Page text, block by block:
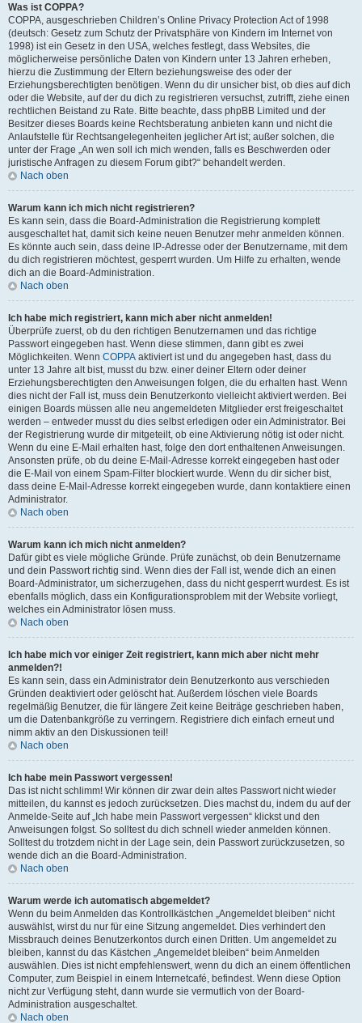
Was ist COPPA?
COPPA, ausgeschrieben Children’s Online Privacy Protection Act of 1998
(deutsch: Gesetz zum Schutz der Privatsphäre von Kindern im Internet von
1998) ist ein Gesetz in den USA, welches festlegt, dass Websites, die
möglicherweise persönliche Daten von Kindern unter 13 Jahren erheben,
hierzu die Zustimmung der Eltern beziehungsweise des oder der
Erziehungsberechtigten benötigen. Wenn du dir unsicher bist, ob dies auf dich
oder die Website, auf der du dich zu registrieren versuchst, zutrifft, ziehe einen
rechtlichen Beistand zu Rate. Bitte beachte, dass phpBB Limited und der
Besitzer dieses Boards keine Rechtsberatung anbieten kann und nicht die
Anlaufstelle für Rechtsangelegenheiten jeglicher Art ist; außer solchen, die
unter der Frage „An wen soll ich mich wenden, falls es Beschwerden oder
juristische Anfragen zu diesem Forum gibt?“ behandelt werden.
Nach oben
Warum kann ich mich nicht registrieren?
Es kann sein, dass die Board-Administration die Registrierung komplett
ausgeschaltet hat, damit sich keine neuen Benutzer mehr anmelden können.
Es könnte auch sein, dass deine IP-Adresse oder der Benutzername, mit dem
du dich registrieren möchtest, gesperrt wurden. Um Hilfe zu erhalten, wende
dich an die Board-Administration.
Nach oben
Ich habe mich registriert, kann mich aber nicht anmelden!
Überprüfe zuerst, ob du den richtigen Benutzernamen und das richtige
Passwort eingegeben hast. Wenn diese stimmen, dann gibt es zwei
Möglichkeiten. Wenn COPPA aktiviert ist und du angegeben hast, dass du
unter 13 Jahre alt bist, musst du bzw. einer deiner Eltern oder deiner
Erziehungsberechtigten den Anweisungen folgen, die du erhalten hast. Wenn
dies nicht der Fall ist, muss dein Benutzerkonto vielleicht aktiviert werden. Bei
einigen Boards müssen alle neu angemeldeten Mitglieder erst freigeschaltet
werden – entweder musst du dies selbst erledigen oder ein Administrator. Bei
der Registrierung wurde dir mitgeteilt, ob eine Aktivierung nötig ist oder nicht.
Wenn du eine E-Mail erhalten hast, folge den dort enthaltenen Anweisungen.
Ansonsten prüfe, ob du deine E-Mail-Adresse korrekt eingegeben hast oder
die E-Mail von einem Spam-Filter blockiert wurde. Wenn du dir sicher bist,
dass deine E-Mail-Adresse korrekt eingegeben wurde, dann kontaktiere einen
Administrator.
Nach oben
Warum kann ich mich nicht anmelden?
Dafür gibt es viele mögliche Gründe. Prüfe zunächst, ob dein Benutzername
und dein Passwort richtig sind. Wenn dies der Fall ist, wende dich an einen
Board-Administrator, um sicherzugehen, dass du nicht gesperrt wurdest. Es ist
ebenfalls möglich, dass ein Konfigurationsproblem mit der Website vorliegt,
welches ein Administrator lösen muss.
Nach oben
Ich habe mich vor einiger Zeit registriert, kann mich aber nicht mehr
anmelden?!
Es kann sein, dass ein Administrator dein Benutzerkonto aus verschieden
Gründen deaktiviert oder gelöscht hat. Außerdem löschen viele Boards
regelmäßig Benutzer, die für längere Zeit keine Beiträge geschrieben haben,
um die Datenbankgröße zu verringern. Registriere dich einfach erneut und
nimm aktiv an den Diskussionen teil!
Nach oben
Ich habe mein Passwort vergessen!
Das ist nicht schlimm! Wir können dir zwar dein altes Passwort nicht wieder
mitteilen, du kannst es jedoch zurücksetzen. Dies machst du, indem du auf der
Anmelde-Seite auf „Ich habe mein Passwort vergessen“ klickst und den
Anweisungen folgst. So solltest du dich schnell wieder anmelden können.
Solltest du trotzdem nicht in der Lage sein, dein Passwort zurückzusetzen, so
wende dich an die Board-Administration.
Nach oben
Warum werde ich automatisch abgemeldet?
Wenn du beim Anmelden das Kontrollkästchen „Angemeldet bleiben“ nicht
auswählst, wirst du nur für eine Sitzung angemeldet. Dies verhindert den
Missbrauch deines Benutzerkontos durch einen Dritten. Um angemeldet zu
bleiben, kannst du das Kästchen „Angemeldet bleiben“ beim Anmelden
auswählen. Dies ist nicht empfehlenswert, wenn du dich an einem öffentlichen
Computer, zum Beispiel in einem Internetcafé, befindest. Wenn diese Option
nicht zur Verfügung steht, dann wurde sie vermutlich von der Board-
Administration ausgeschaltet.
Nach oben